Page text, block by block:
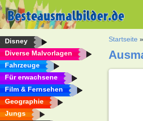
Disney
Diverse Malvorlagen
Fahrzeuge
Für erwachsene
Film & Fernsehen
Geographie
Jungs
Startseite